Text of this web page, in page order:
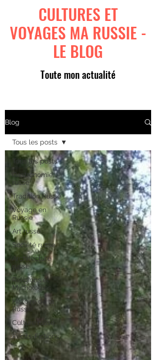
CULTURES ET
VOYAGES MA RUSSIE -
LE BLOG
Toute mon actualité
Blog
Tous les posts
Gastronomie
russe
Tradition Russe
Voyage en
Russie
Art russe
Société russe
Architecture
russe
Religions et
Mythologies
Histoire de la
Russie
Culture russe
Récits-Fictions
Tous les posts